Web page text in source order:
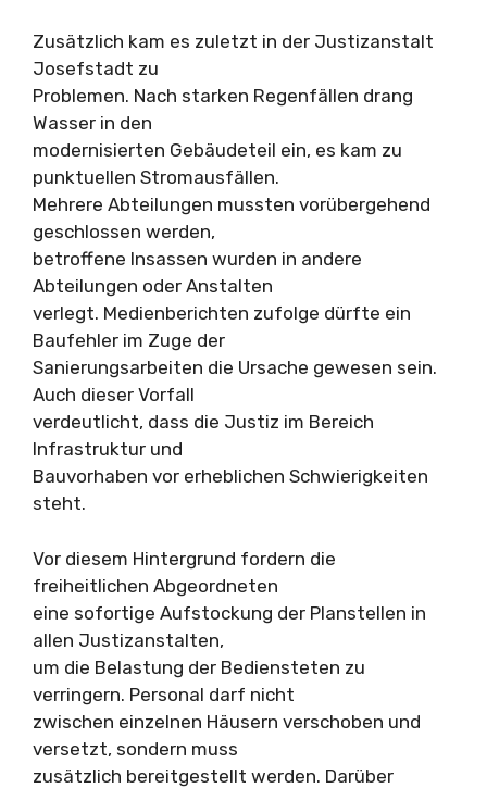
Zusätzlich kam es zuletzt in der Justizanstalt
Josefstadt zu
Problemen. Nach starken Regenfällen drang
Wasser in den
modernisierten Gebäudeteil ein, es kam zu
punktuellen Stromausfällen.
Mehrere Abteilungen mussten vorübergehend
geschlossen werden,
betroffene Insassen wurden in andere
Abteilungen oder Anstalten
verlegt. Medienberichten zufolge dürfte ein
Baufehler im Zuge der
Sanierungsarbeiten die Ursache gewesen sein.
Auch dieser Vorfall
verdeutlicht, dass die Justiz im Bereich
Infrastruktur und
Bauvorhaben vor erheblichen Schwierigkeiten
steht.
Vor diesem Hintergrund fordern die
freiheitlichen Abgeordneten
eine sofortige Aufstockung der Planstellen in
allen Justizanstalten,
um die Belastung der Bediensteten zu
verringern. Personal darf nicht
zwischen einzelnen Häusern verschoben und
versetzt, sondern muss
zusätzlich bereitgestellt werden. Darüber